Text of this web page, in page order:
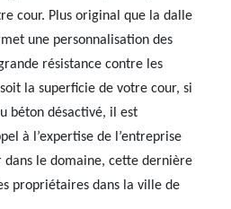
cour. Plus original que la dalle
une personnalisation des
résistance contre les
la superficie de votre cour, si
béton désactivé, il est
à l’expertise de l’entreprise
dans le domaine, cette dernière
propriétaires dans la ville de